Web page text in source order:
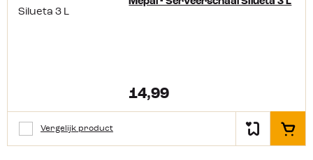
14,99
Vergelijk product In het